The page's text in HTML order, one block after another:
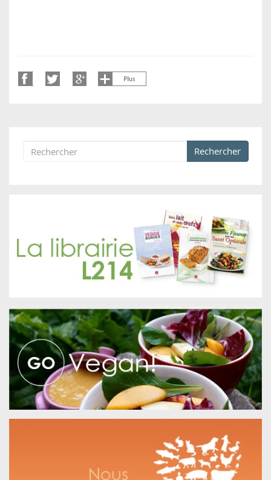
Formulaire de recherche
Rechercher